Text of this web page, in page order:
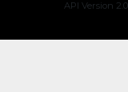
API Version 2.0